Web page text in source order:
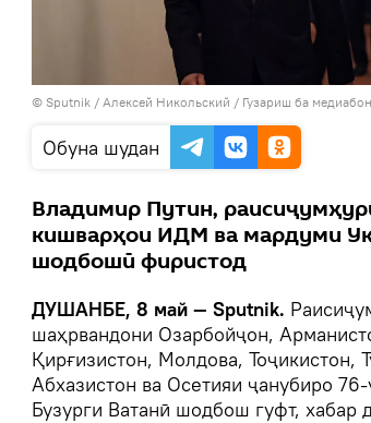
© Sputnik / Алексей Никольский / Гузариш ба
Обуна шудан
Владимир Путин,
кишварҳои ИДМ ва мардуми
шодбошӣ фиристод
ДУШАНБЕ, 8 май — Sputnik.
шаҳрвандони Озарбойҷон,
Қирғизистон, Молдова, Тоҷикистон,
Абхазистон ва Осетияи ҷанубиро
Бузурги Ватанӣ шодбош гуфт, хабар